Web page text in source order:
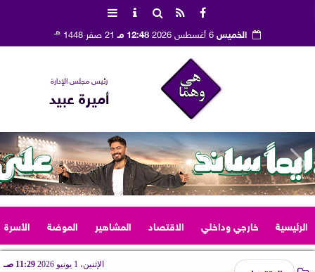
الخميس 12:48 مـ 21 صفر 1448 هـ
رئيس مجلس الإدارة
أميرة عبيد
الرئيسية خارجي وداخلي الاقتصاد المشاهير الموضة الأسرة
الإثنين، 1 يونيو 2026 11:29 صـ